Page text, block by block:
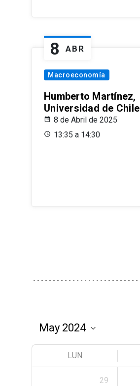
8 ABR
Macroeconomía
Humberto Martínez,
Universidad de Chile
8 de Abril de 2025
13:35 a 14:30
LUN
29